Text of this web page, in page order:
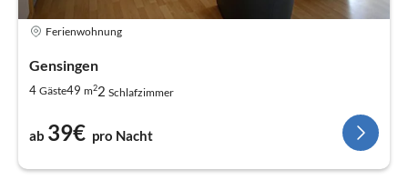
Ferienwohnung
Gensingen
4 Gäste49 m22 Schlafzimmer
ab 39€ pro Nacht